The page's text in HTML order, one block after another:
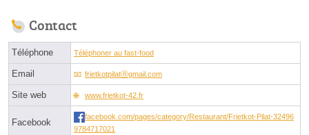
Contact
Téléphone Téléphoner au fast-food
Email frietkotpilatⓐgmail.com
Site web www.frietkot-42.fr
Facebook
facebook.com/pages/category/Restaurant/Frietkot-Pilat-32496
9784717021